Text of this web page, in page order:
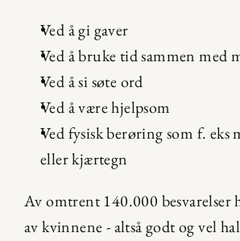
Ved å gi gaver
Ved å bruke tid sammen med
Ved å si søte ord
Ved å være hjelpsom
Ved fysisk berøring som f. eks
eller kjærtegn
Av omtrent 140.000 besvarelser
av kvinnene - altså godt og vel